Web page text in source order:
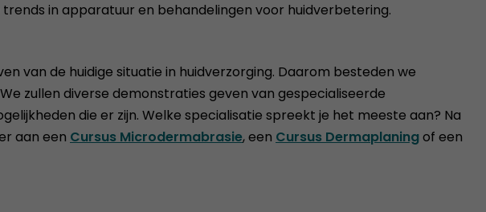
in apparatuur en behandelingen voor huidverbetering.
van de huidige situatie in huidverzorging. Daarom besteden we
zullen diverse demonstraties geven van gespecialiseerde
die er zijn. Welke specialisatie spreekt je het meeste aan? Na
aan een Cursus Microdermabrasie, een Cursus Dermaplaningof een